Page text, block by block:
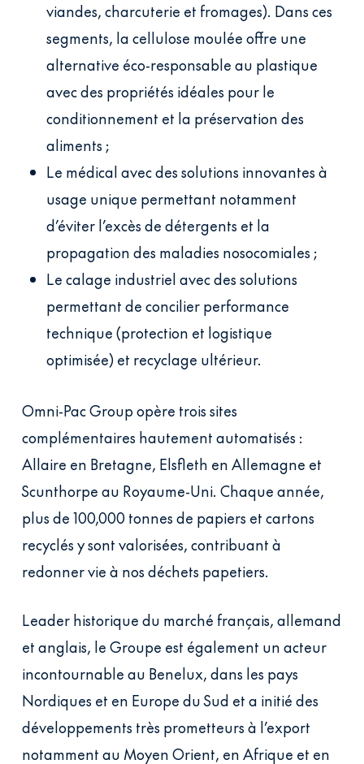
viandes, charcuterie et fromages). Dans ces
segments, la cellulose moulée offre une
alternative éco-responsable au plastique
avec des propriétés idéales pour le
conditionnement et la préservation des
aliments ;
Le médical avec des solutions innovantes à
usage unique permettant notamment
d’éviter l’excès de détergents et la
propagation des maladies nosocomiales ;
Le calage industriel avec des solutions
permettant de concilier performance
technique (protection et logistique
optimisée) et recyclage ultérieur.
Omni-Pac Group opère trois sites
complémentaires hautement automatisés :
Allaire en Bretagne, Elsfleth en Allemagne et
Scunthorpe au Royaume-Uni. Chaque année,
plus de 100,000 tonnes de papiers et cartons
recyclés y sont valorisées, contribuant à
redonner vie à nos déchets papetiers.
Leader historique du marché français, allemand
et anglais, le Groupe est également un acteur
incontournable au Benelux, dans les pays
Nordiques et en Europe du Sud et a initié des
développements très prometteurs à l’export
notamment au Moyen Orient, en Afrique et en